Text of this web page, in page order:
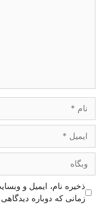
ایمیل
وبگاه
ذخیره نام، ایمیل و
زمانی که دوباره